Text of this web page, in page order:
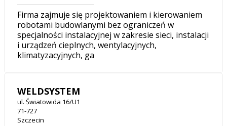
Firma zajmuje się projektowaniem i kierowaniem
robotami budowlanymi bez ograniczeń w
specjalności instalacyjnej w zakresie sieci, instalacji
i urządzeń cieplnych, wentylacyjnych,
klimatyzacyjnych, ga
WELDSYSTEM
ul. Światowida 16/U1
71-727
Szczecin